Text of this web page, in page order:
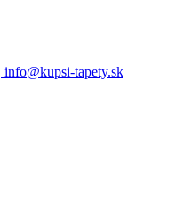
info@kupsi-tapety.sk